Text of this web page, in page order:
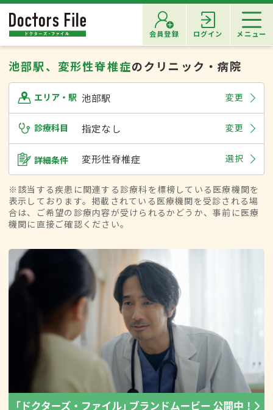
会員登録 ログイン メニュー
池部駅、変形性脊椎症のクリニック・病院
エリア・駅 池部駅 変更
診療科目 指定なし 変更
詳細条件 変形性脊椎症 選択
※該当する疾患に関連する診療科を標榜している医療機関を
表示しております。掲載されている医療機関を受診される場
合は、ご希望の診療内容が受けられるかどうか、事前に医療
機関に直接ご確認ください。